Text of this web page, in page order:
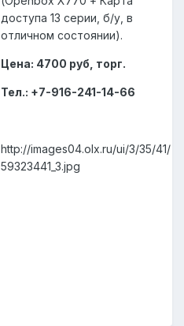
доступа 13 серии, б/у, в
отличном состоянии).
Цена: 4700 руб, торг.
Тел.: +7-916-241-14-66
http://images04.olx.ru/ui/3/35/41/
59323441_3.jpg